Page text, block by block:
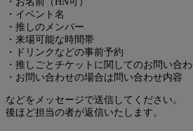
・イベント名
・推しのメンバー
・来場可能な時間帯
・ドリンクなどの事前予約
・推しごとチケットに関してのお問い合
・お問い合わせの場合は問い合わせ内容
などをメッセージで送信してください。
後ほど担当の者が返信いたします。